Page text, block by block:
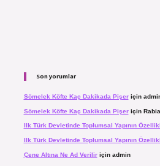
Son yorumlar
Sömelek Köfte Kaç Dakikada Pişeriçin
Sömelek Köfte Kaç Dakikada Pişeriçin Rabia
Ilk Türk Devletinde Toplumsal Yapının
Ilk Türk Devletinde Toplumsal Yapının
Çene Altına Ne Ad Veriliriçin admin